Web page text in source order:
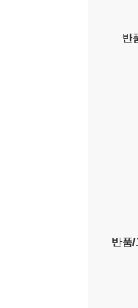
반
반품